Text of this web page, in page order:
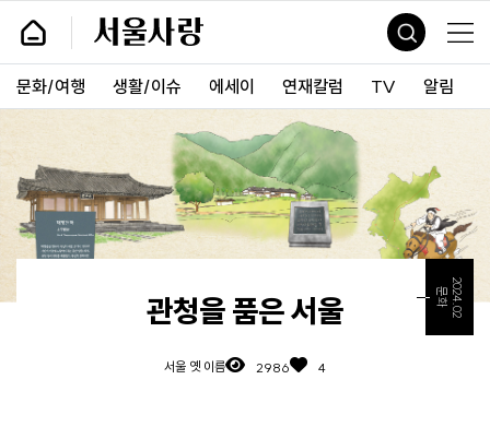
기
건
띄
기
크
서
사
랑
문화/여행 생활/이슈 에세이 연재칼럼 TV 알림
2024.02
문화
관청을 품은 서울
서울 옛 이름 2986 4